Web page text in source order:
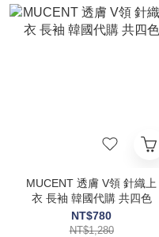
MUCENT 透膚 V領 針織上
衣 長袖 韓國代購 共四色
NT$780
NT$1,280